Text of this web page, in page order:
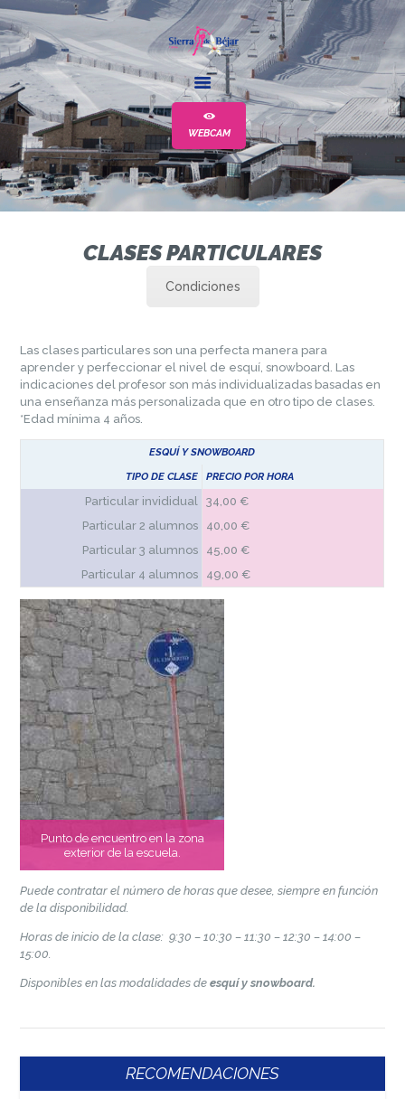
WEBCAM
LA ESTACIÓN
ESCUELA
ALQUILER
EVENTOS
CLASES PARTICULARES
Condiciones
Las clases particulares son una perfecta manera para
aprender y perfeccionar el nivel de esquí, snowboard. Las
indicaciones del profesor son más individualizadas basadas en
una enseñanza más personalizada que en otro tipo de clases.
*Edad mínima 4 años.
ESQUÍ Y SNOWBOARD
TIPO DE CLASE
PRECIO POR HORA
Particular invididual
34,00 €
Particular 2 alumnos
40,00 €
Particular 3 alumnos
45,00 €
Particular 4 alumnos
49,00 €
Punto de encuentro en la zona
exterior de la escuela.
Puede contratar el número de horas que desee, siempre en función
de la disponibilidad.
Horas de inicio de la clase: 9:30 – 10:30 – 11:30 – 12:30 – 14:00 –
15:00.
Disponibles en las modalidades deesquí y snowboard.
RECOMENDACIONES